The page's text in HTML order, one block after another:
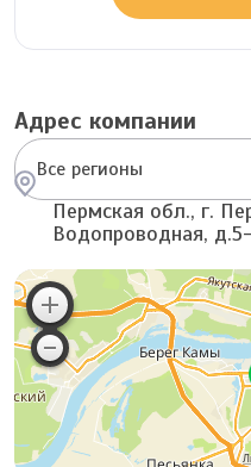
Адрес компании
Все регионы
Пермская обл., г.
Водопроводная,